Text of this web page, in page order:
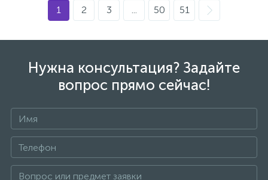
1 2 3 ... 50 51
Нужна консультация? Задайте
вопрос прямо сейчас!